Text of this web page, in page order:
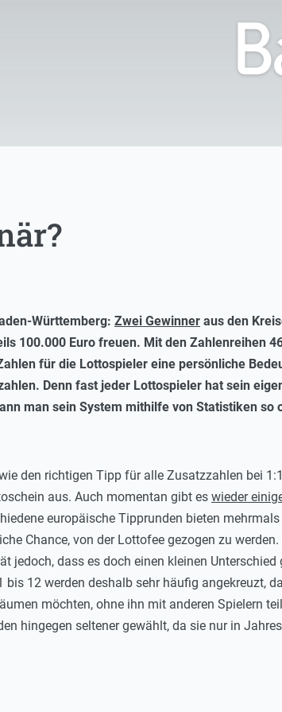
Württemberg: Zwei Gewinner aus den
100.000 Euro freuen. Mit den Zahlenreihen
für die Lottospieler eine persönliche
Denn fast jeder Lottospieler hat sein
man sein System mithilfe von Statistiken so
den richtigen Tipp für alle Zusatzzahlen bei
aus. Auch momentan gibt es wieder
europäische Tipprunden bieten
Chance, von der Lottofee gezogen zu
jedoch, dass es doch einen kleinen Unterschied
12 werden deshalb sehr häufig angekreuzt,
möchten, ohne ihn mit anderen Spielern
hingegen seltener gewählt, da sie nur in